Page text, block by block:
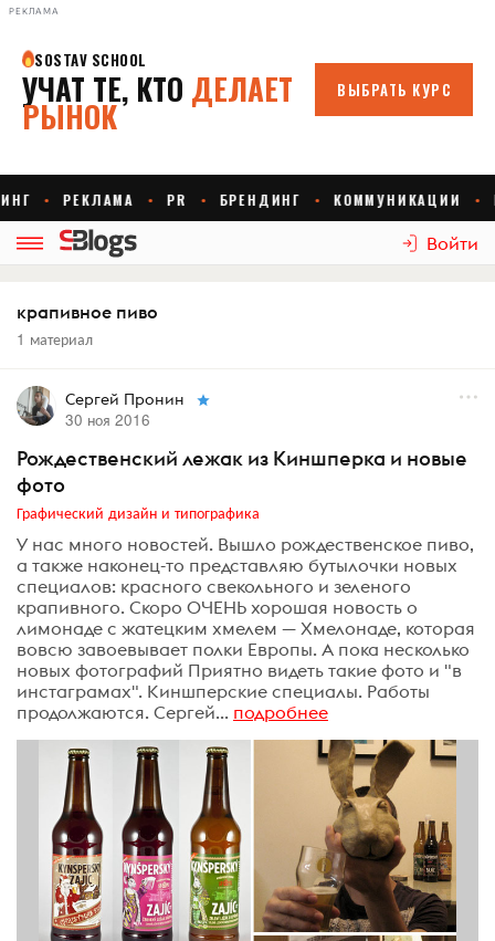
РЕКЛАМА
Войти
крапивное пиво
1 материал
Сергей Пронин
30 ноя 2016
Рождественский лежак из Киншперка и новые
фото
Графический дизайн и типографика
У нас много новостей. Вышло рождественское пиво,
а также наконец-то представляю бутылочки новых
специалов: красного свекольного и зеленого
крапивного. Скоро ОЧЕНЬ хорошая новость о
лимонаде с жатецким хмелем — Хмелонаде, которая
вовсю завоевывает полки Европы. А пока несколько
новых фотографий Приятно видеть такие фото и "в
инстаграмах". Киншперские специалы. Работы
продолжаются. Сергей... подробнее